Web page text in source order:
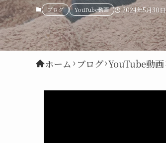
ブログ YouTube動画 2024年5月30日
ホーム ブログ YouTube動画